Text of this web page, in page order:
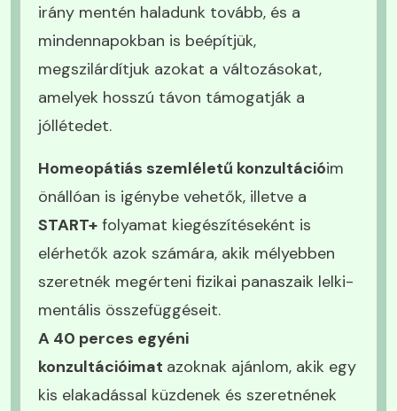
irány mentén haladunk tovább, és a
mindennapokban is beépítjük,
megszilárdítjuk azokat a változásokat,
amelyek hosszú távon támogatják a
jóllétedet.
Homeopátiás szemléletű konzultációim
önállóan is igénybe vehetők, illetve a
START+ folyamat kiegészítéseként is
elérhetők azok számára, akik mélyebben
szeretnék megérteni fizikai panaszaik lelki-
mentális összefüggéseit.
A 40 perces egyéni
konzultációimat azoknak ajánlom, akik egy
kis elakadással küzdenek és szeretnének